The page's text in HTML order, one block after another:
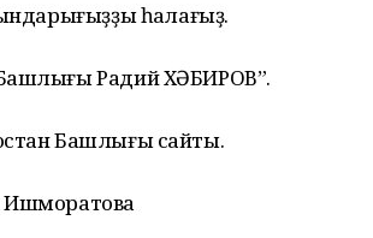
һаҡлағыҙ.
Радий ХӘБИРОВ”.
Башлығы сайты.
Ишморатова